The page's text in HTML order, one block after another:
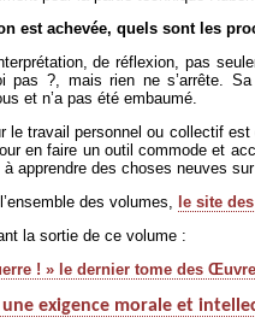
est achevée, quels sont les
de réflexion, pas
pas ?, mais rien ne s’arrête.
et n’a pas été embaumé.
le travail personnel ou collectif
en faire un outil commode et
apprendre des choses neuves
des volumes, le site
la sortie de ce volume :
! » le dernier tome des
une exigence morale et